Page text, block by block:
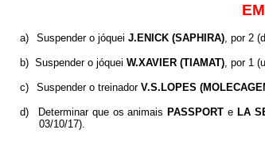
a) Suspender o jóquei J.ENICK (SAPHIRA) , por 2
b) Suspender o jóquei W.XAVIER (TIAMAT) , por 1
c) Suspender o treinador V.S.LOPES
d) Determinar que os animaisPASSPORT eLA
03/10/17).